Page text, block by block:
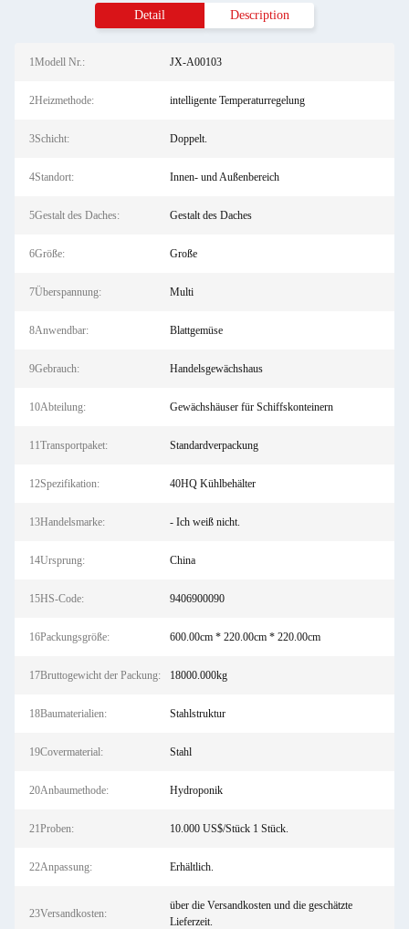
Detail Description
1Modell Nr.: JX-A00103
2Heizmethode: intelligente Temperaturregelung
3Schicht: Doppelt.
4Standort: Innen- und Außenbereich
5Gestalt des Daches: Gestalt des Daches
6Größe: Große
7Überspannung: Multi
8Anwendbar: Blattgemüse
9Gebrauch: Handelsgewächshaus
10Abteilung: Gewächshäuser für Schiffskonteinern
11Transportpaket: Standardverpackung
12Spezifikation: 40HQ Kühlbehälter
13Handelsmarke: - Ich weiß nicht.
14Ursprung: China
15HS-Code: 9406900090
16Packungsgröße: 600.00cm * 220.00cm * 220.00cm
17Bruttogewicht der Packung: 18000.000kg
18Baumaterialien: Stahlstruktur
19Covermaterial: Stahl
20Anbaumethode: Hydroponik
21Proben: 10.000 US$/Stück 1 Stück.
22Anpassung: Erhältlich.
23Versandkosten:
über die Versandkosten und die geschätzte
Lieferzeit.